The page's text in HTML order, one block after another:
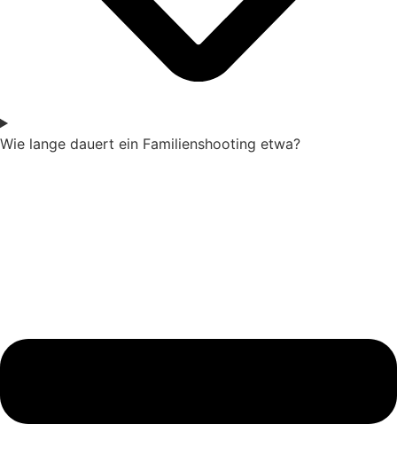
Wie lange dauert ein Familienshooting etwa?